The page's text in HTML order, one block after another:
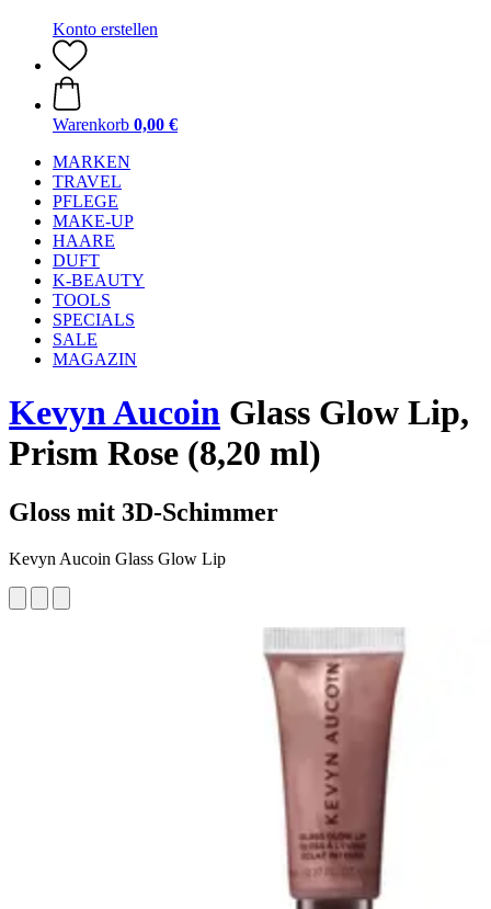
Konto erstellen
Warenkorb 0,00 €
MARKEN
TRAVEL
PFLEGE
MAKE-UP
HAARE
DUFT
K-BEAUTY
TOOLS
SPECIALS
SALE
MAGAZIN
Kevyn Aucoin Glass Glow Lip,
Prism Rose (8,20 ml)
Gloss mit 3D-Schimmer
Kevyn Aucoin Glass Glow Lip